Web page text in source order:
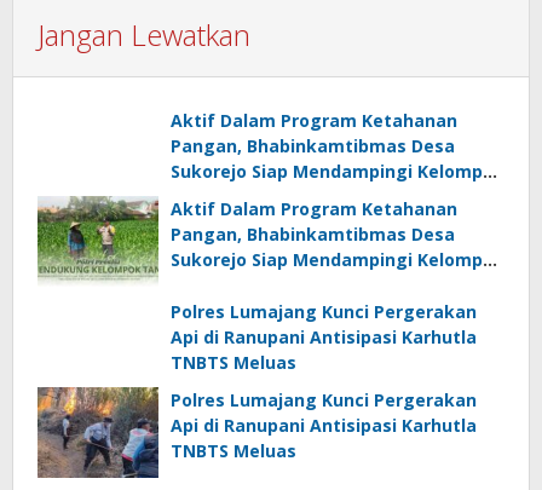
Jangan Lewatkan
Aktif Dalam Program Ketahanan
Pangan, Bhabinkamtibmas Desa
Sukorejo Siap Mendampingi Kelompok
Tani
Aktif Dalam Program Ketahanan
Pangan, Bhabinkamtibmas Desa
Sukorejo Siap Mendampingi Kelompok
Polres Lumajang Kunci Pergerakan
Api di Ranupani Antisipasi Karhutla
TNBTS Meluas
Polres Lumajang Kunci Pergerakan
Api di Ranupani Antisipasi Karhutla
TNBTS Meluas